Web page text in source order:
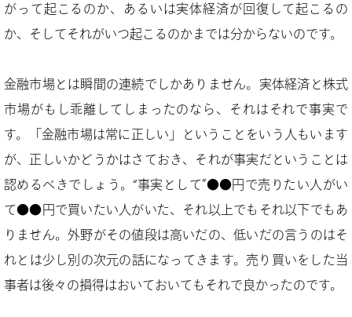
がって起こるのか、あるいは実体経済が回復して起こるの
か、そしてそれがいつ起こるのかまでは分からないのです。
金融市場とは瞬間の連続でしかありません。実体経済と株式
市場がもし乖離してしまったのなら、それはそれで事実で
す。「金融市場は常に正しい」ということをいう人もいます
が、正しいかどうかはさておき、それが事実だということは
認めるべきでしょう。“事実として”●●円で売りたい人がい
て●●円で買いたい人がいた、それ以上でもそれ以下でもあ
りません。外野がその値段は高いだの、低いだの言うのはそ
れとは少し別の次元の話になってきます。売り買いをした当
事者は後々の損得はおいておいてもそれで良かったのです。